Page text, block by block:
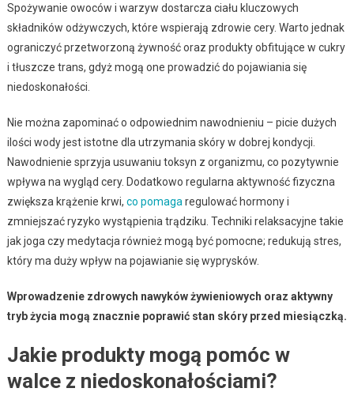
Spożywanie owoców i warzyw dostarcza ciału kluczowych
składników odżywczych, które wspierają zdrowie cery. Warto jednak
ograniczyć przetworzoną żywność oraz produkty obfitujące w cukry
i tłuszcze trans, gdyż mogą one prowadzić do pojawiania się
niedoskonałości.
Nie można zapominać o odpowiednim nawodnieniu – picie dużych
ilości wody jest istotne dla utrzymania skóry w dobrej kondycji.
Nawodnienie sprzyja usuwaniu toksyn z organizmu, co pozytywnie
wpływa na wygląd cery. Dodatkowo regularna aktywność fizyczna
zwiększa krążenie krwi, co pomaga regulować hormony i
zmniejszać ryzyko wystąpienia trądziku. Techniki relaksacyjne takie
jak joga czy medytacja również mogą być pomocne; redukują stres,
który ma duży wpływ na pojawianie się wyprysków.
Wprowadzenie zdrowych nawyków żywieniowych oraz aktywny
tryb życia mogą znacznie poprawić stan skóry przed miesiączką.
Jakie produkty mogą pomóc w
walce z niedoskonałościami?